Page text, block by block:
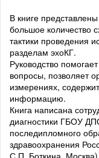
В книге
большое количество
тактики проведения
разделам эхоКГ.
Руководство
вопросы, позволяет
измерениях,
информацию.
Книга написана
диагностики ГБОУ
последипломного
здравоохранения
С.П. Боткина, Москва).